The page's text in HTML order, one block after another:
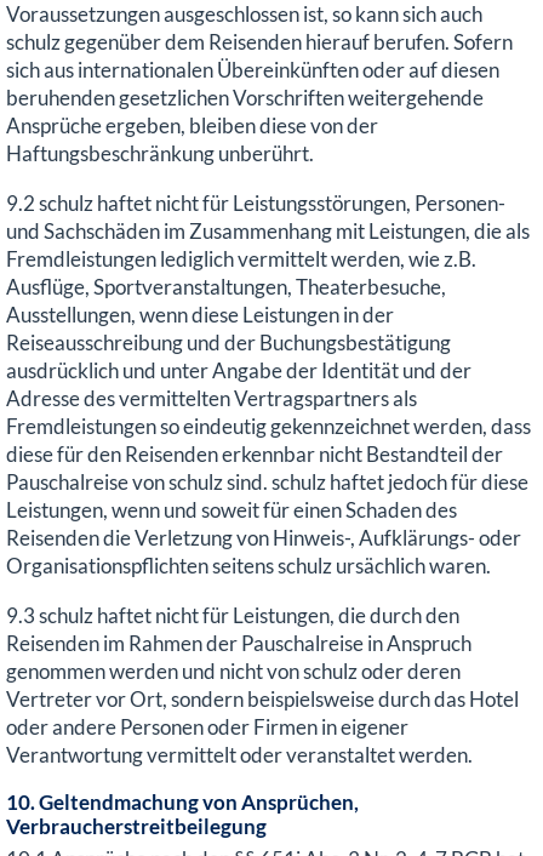
Voraussetzungen ausgeschlossen ist, so kann sich auch
schulz gegenüber dem Reisenden hierauf berufen. Sofern
sich aus internationalen Übereinkünften oder auf diesen
beruhenden gesetzlichen Vorschriften weitergehende
Ansprüche ergeben, bleiben diese von der
Haftungsbeschränkung unberührt.
9.2 schulz haftet nicht für Leistungsstörungen, Personen-
und Sachschäden im Zusammenhang mit Leistungen, die als
Fremdleistungen lediglich vermittelt werden, wie z.B.
Ausflüge, Sportveranstaltungen, Theaterbesuche,
Ausstellungen, wenn diese Leistungen in der
Reiseausschreibung und der Buchungsbestätigung
ausdrücklich und unter Angabe der Identität und der
Adresse des vermittelten Vertragspartners als
Fremdleistungen so eindeutig gekennzeichnet werden, dass
diese für den Reisenden erkennbar nicht Bestandteil der
Pauschalreise von schulz sind. schulz haftet jedoch für diese
Leistungen, wenn und soweit für einen Schaden des
Reisenden die Verletzung von Hinweis-, Aufklärungs- oder
Organisationspflichten seitens schulz ursächlich waren.
9.3 schulz haftet nicht für Leistungen, die durch den
Reisenden im Rahmen der Pauschalreise in Anspruch
genommen werden und nicht von schulz oder deren
Vertreter vor Ort, sondern beispielsweise durch das Hotel
oder andere Personen oder Firmen in eigener
Verantwortung vermittelt oder veranstaltet werden.
10. Geltendmachung von Ansprüchen,
Verbraucherstreitbeilegung